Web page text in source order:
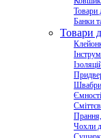
Товари
Банки
Товари
Швабри
Ємності
Чохли